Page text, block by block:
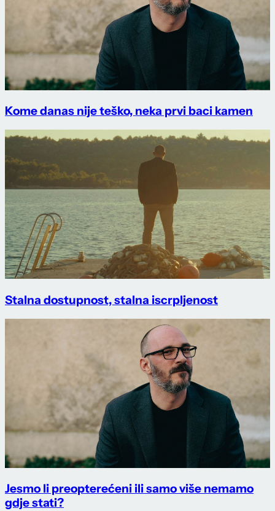
Kome danas nije teško, neka prvi baci kamen
Stalna dostupnost, stalna iscrpljenost
Jesmo li preopterećeni ili samo više nemamo
gdje stati?